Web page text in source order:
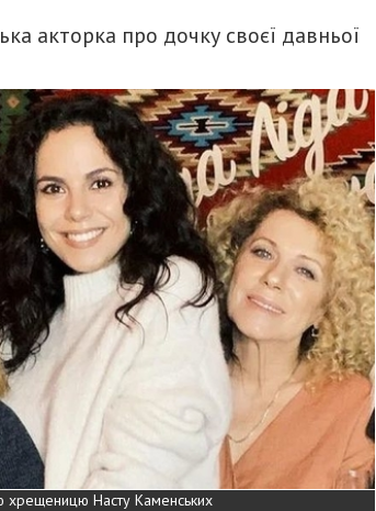
акторка про дочку своєї давньої
хрещеницю Насту Каменських